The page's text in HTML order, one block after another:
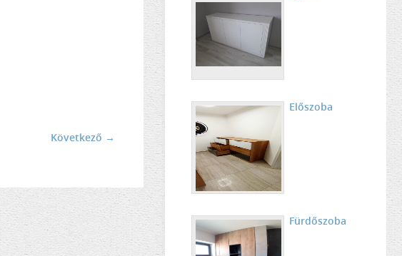
Következő →
Előszoba
Fürdőszoba